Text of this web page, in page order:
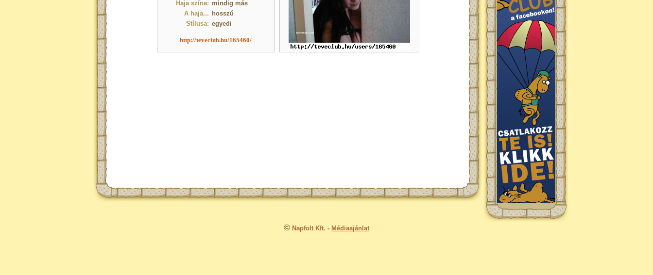
Haja színe: mindig más
A haja... hosszú
Stílusa: egyedi
http://teveclub.hu/165460/
© Napfolt Kft. - Médiaajánlat